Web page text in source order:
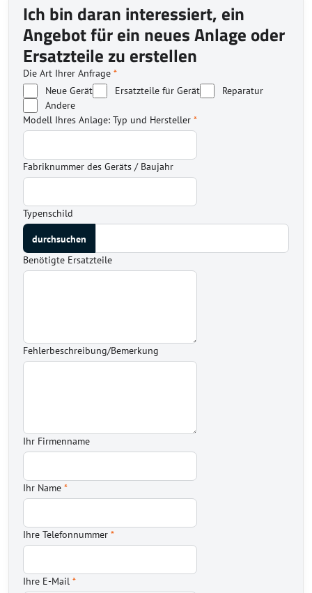
Ich bin daran interessiert, ein
Angebot für ein neues Anlage oder
Ersatzteile zu erstellen
Die Art Ihrer Anfrage *
Neue Gerät
Ersatzteile für Gerät
Reparatur
Andere
Modell Ihres Anlage: Typ und Hersteller *
Fabriknummer des Geräts / Baujahr
Typenschild
Benötigte Ersatzteile
Fehlerbeschreibung/Bemerkung
Ihr Firmenname
Ihr Name *
Ihre Telefonnummer *
Ihre E-Mail *